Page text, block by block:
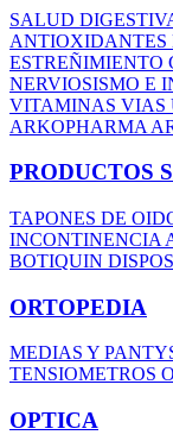
SALUD
ANTIOXIDANTES
ESTREÑIMIENTO
NERVIOSISMO E
VITAMINAS VIAS
ARKOPHARMA
PRODUCTOS
TAPONES DE
INCONTINENCIA
BOTIQUIN
ORTOPEDIA
MEDIAS Y
TENSIOMETROS
OPTICA